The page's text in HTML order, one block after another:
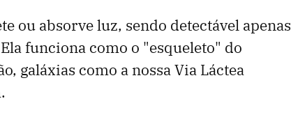
ou absorve luz, sendo detectável apenas
funciona como o "esqueleto" do
galáxias como a nossa Via Láctea